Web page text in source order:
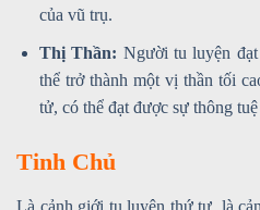
của vũ trụ.
Thị Thần: Người tu luyện
thể trở thành một vị thần tối
tử, có thể đạt được sự thông
Tinh Chủ